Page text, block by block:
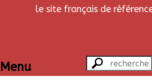
le site français de
Menu